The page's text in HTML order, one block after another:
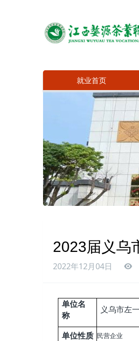
就业首页
2023届义乌
2022年12月04日
单位名
称
义乌市左
单位性质 民营企业